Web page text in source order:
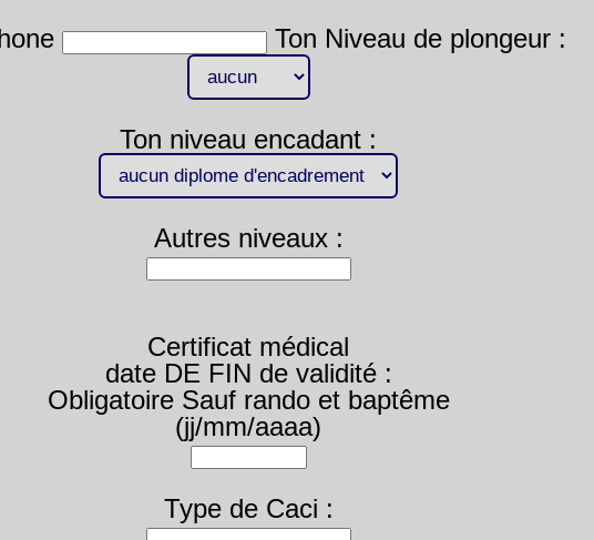
Ton Niveau de plongeur :
Ton niveau encadant :
Autres niveaux :
Certificat médical
date DE FIN de validité :
Obligatoire Sauf rando et baptême
(jj/mm/aaaa)
Type de Caci :